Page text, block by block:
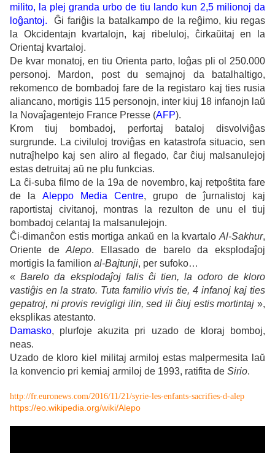
milito, la plej granda urbo de tiu lando kun 2,5 milionoj da
loĝantoj.
Ĝi fariĝis la batalkampo de la reĝimo, kiu regas
la Okcidentajn kvartalojn, kaj ribeluloj, ĉirkaŭitaj en la
Orientaj kvartaloj.
De kvar monatoj, en tiu Orienta parto, loĝas pli ol 250.000
personoj. Mardon, post du semajnoj da batalhaltigo,
rekomenco de bombadoj fare de la registaro kaj ties rusia
aliancano, mortigis 115 personojn, inter kiuj 18 infanojn laŭ
la Novaĵagentejo France Presse (AFP).
Krom tiuj bombadoj, perfortaj bataloj disvolviĝas
surgrunde. La civiluloj troviĝas en katastrofa situacio, sen
nutraĵhelpo kaj sen aliro al flegado, ĉar ĉiuj malsanulejoj
estas detruitaj aŭ ne plu funkcias.
La ĉi-suba filmo de la 19a de novembro, kaj retpoŝtita fare
de la Aleppo Media Centre, grupo de ĵurnalistoj kaj
raportistaj civitanoj, montras la rezulton de unu el tiuj
bombadoj celantaj la malsanulejojn.
Ĉi-dimanĉon estis mortiga ankaŭ en la kvartalo Al-Sakhur,
Oriente deAlepo. Ellasado de barelo da eksplodaĵoj
mortigis la familion al-Bajtunji, per sufoko…
«Barelo da eksplodaĵoj falis ĉi tien, la odoro de kloro
vastiĝis en la strato. Tuta familio vivis tie, 4 infanoj kaj ties
gepatroj, ni provis revigligi ilin, sed ili ĉiuj estis mortintaj »,
eksplikas atestanto.
Damasko, plurfoje akuzita pri uzado de kloraj bomboj,
neas.
Uzado de kloro kiel militaj armiloj estas malpermesita laŭ
la konvencio pri kemiaj armiloj de 1993, ratifita de Sirio.
http://fr.euronews.com/2016/11/21/syrie-les-enfants-sacrifies-d-alep
https://eo.wikipedia.org/wiki/Alepo